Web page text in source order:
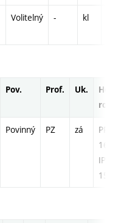
Volitelný - kl
Pov. Prof. Uk.
Hod.
Povinný PZ zá
PR -
169 /
IPPR -
156